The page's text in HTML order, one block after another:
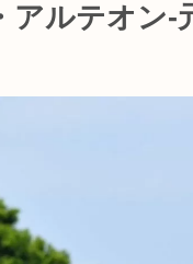
アルテオン-